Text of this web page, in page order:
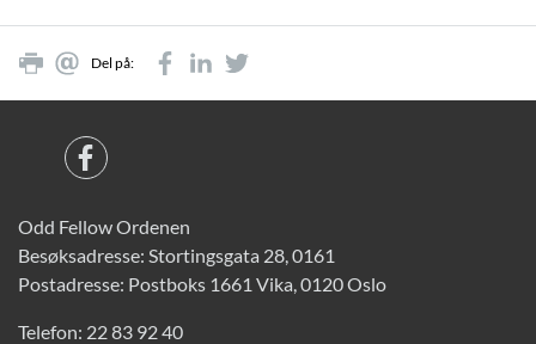
Del på:
Odd Fellow Ordenen
Besøksadresse: Stortingsgata 28, 0161
Postadresse: Postboks 1661 Vika, 0120 Oslo
Telefon: 22 83 92 40